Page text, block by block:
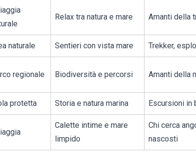
Relax tra natura e mare Amanti della
naturale Sentieri con vista mare Trekker,
regionale Biodiversità e percorsi Amanti della
protetta Storia e natura marina Escursioni in
Calette intime e mare
limpido
Chi cerca
nascosti